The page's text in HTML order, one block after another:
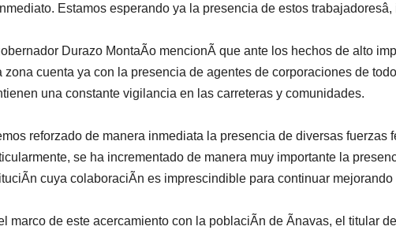
Estamos esperando ya la presencia de estos trabajadoresâ,
Durazo MontaÃo mencionÃ que ante los hechos de alto
zona cuenta ya con la presencia de agentes de corporaciones de
una constante vigilancia en las carreteras y comunidades.
reforzado de manera inmediata la presencia de diversas fuerzas
se ha incrementado de manera muy importante la
cuya colaboraciÃn es imprescindible para continuar
marco de este acercamiento con la poblaciÃn de Ãnavas, el titular